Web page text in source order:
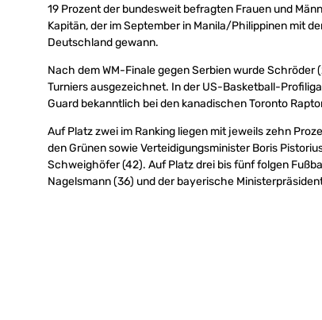
19 Prozent der bundesweit befragten Frauen und
Kapitän, der im September in Manila/Philippinen mit
Deutschland gewann.
Nach dem WM-Finale gegen Serbien wurde
Turniers ausgezeichnet. In der US-Basketball-
Guard bekanntlich bei den kanadischen Toronto
Auf Platz zwei im Ranking liegen mit jeweils zehn
den Grünen sowie Verteidigungsminister Boris
Schweighöfer (42). Auf Platz drei bis fünf folgen
Nagelsmann (36) und der bayerische